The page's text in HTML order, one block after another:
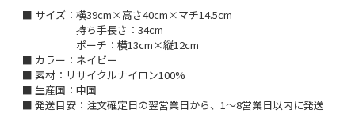
■ サイズ：横39cm×高さ40cm×マチ14.5cm
持ち手長さ：34cm
ポーチ：横13cm×縦12cm
■ カラー：ネイビー
■ 素材：リサイクルナイロン100%
■ 生産国：中国
■ 発送目安：注文確定日の翌営業日から、1～8営業日以内に発送